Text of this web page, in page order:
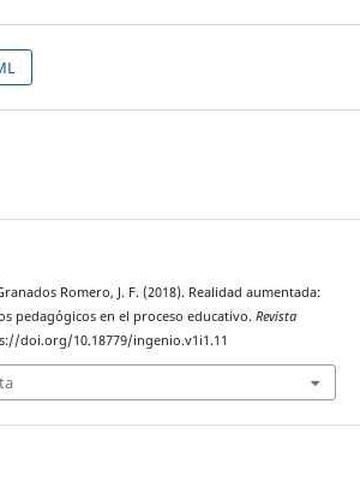
Romero, J. F. (2018). Realidad aumentada:
pedagógicos en el proceso educativo. Revista
doi.org/10.18779/ingenio.v1i1.11